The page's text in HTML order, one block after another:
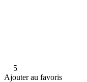
5
Ajouter au favoris